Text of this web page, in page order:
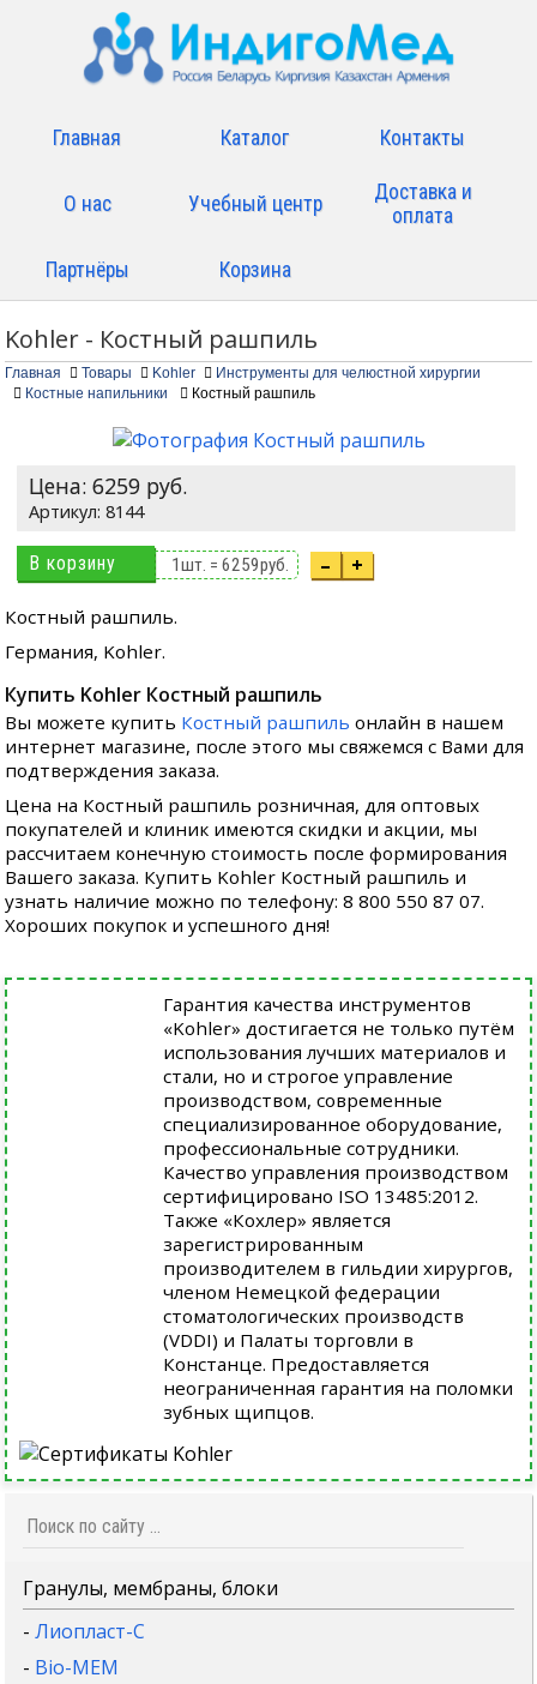
Главная Каталог Контакты
О нас Учебный центр
Доставка и
оплата
Партнёры Корзина
Kohler - Костный рашпиль
Главная Товары Kohler
Инструменты для челюстной хирургии
Костные напильники
Костный рашпиль
Цена:6259 руб.
8144
В корзину 1шт. =6259руб. – +
Костный рашпиль.
Германия, Kohler.
Купить Kohler Костный рашпиль
Вы можете купить Костный рашпиль онлайн в нашем
интернет магазине, после этого мы свяжемся с Вами для
подтверждения заказа.
Цена на Костный рашпиль розничная, для оптовых
покупателей и клиник имеются скидки и акции, мы
рассчитаем конечную стоимость после формирования
Вашего заказа. Купить Kohler Костный рашпиль и
узнать наличие можно по телефону: 8 800 550 87 07.
Хороших покупок и успешного дня!
Гарантия качества инструментов
«Kohler» достигается не только путём
использования лучших материалов и
стали, но и строгое управление
производством, современные
специализированное оборудование,
профессиональные сотрудники.
Качество управления производством
сертифицировано ISO 13485:2012.
Также «Кохлер» является
зарегистрированным
производителем в гильдии хирургов,
членом Немецкой федерации
стоматологических производств
(VDDI) и Палаты торговли в
Констанце. Предоставляется
неограниченная гарантия на поломки
зубных щипцов.
Гранулы, мембраны, блоки
-Лиопласт-С
- Bio-MEM